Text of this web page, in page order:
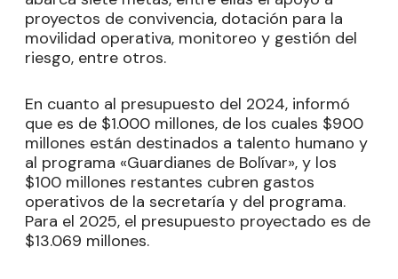
proyectos de convivencia, dotación para la
movilidad operativa, monitoreo y gestión del
riesgo, entre otros.
En cuanto al presupuesto del 2024, informó
que es de $1.000 millones, de los cuales $900
millones están destinados a talento humano y
al programa «Guardianes de Bolívar», y los
$100 millones restantes cubren gastos
operativos de la secretaría y del programa.
Para el 2025, el presupuesto proyectado es de
$13.069 millones.